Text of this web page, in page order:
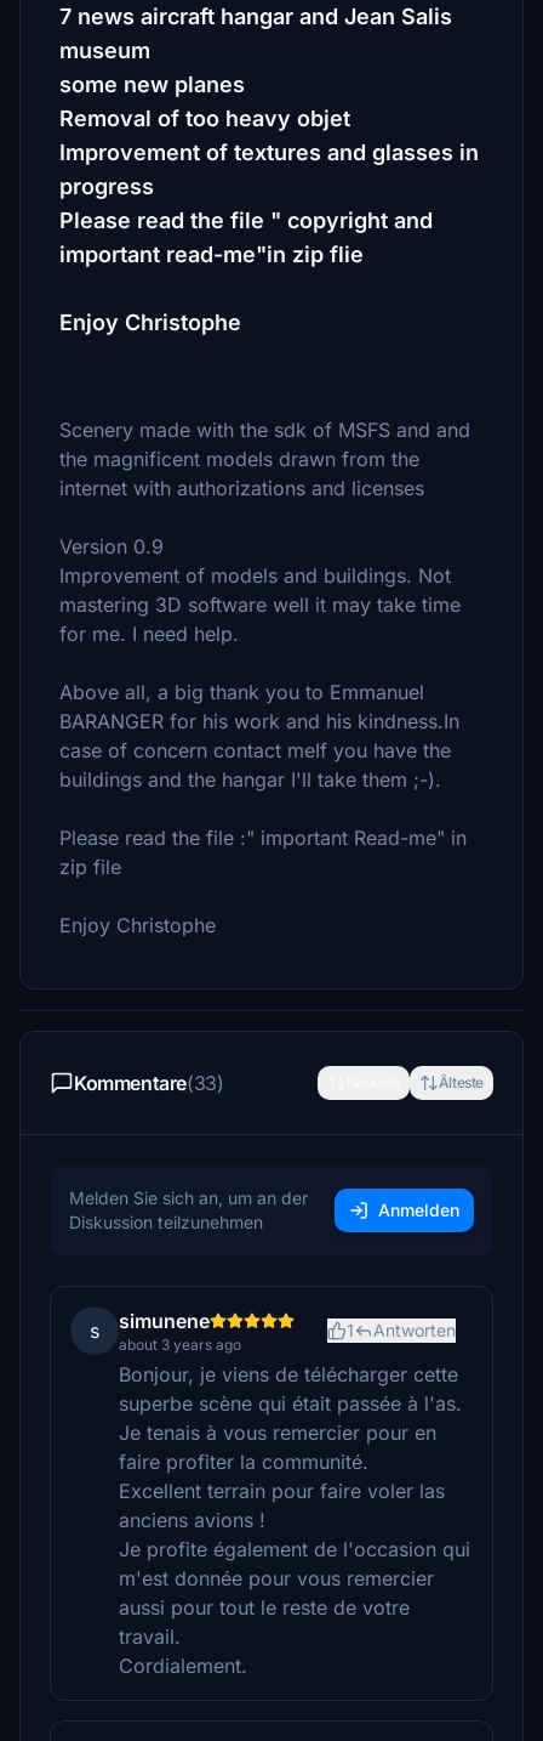
7 news aircraft hangar and Jean Salis
museum
some new planes
Removal of too heavy objet
Improvement of textures and glasses in
progress
Please read the file " copyright and
important read-me"in zip flie
Enjoy Christophe
Scenery made with the sdk of MSFS and and
the magnificent models drawn from the
internet with authorizations and licenses
Version 0.9
Improvement of models and buildings. Not
mastering 3D software well it may take time
for me. I need help.
Above all, a big thank you to Emmanuel
BARANGER for his work and his kindness.In
case of concern contact meIf you have the
buildings and the hangar I'll take them ;-).
Please read the file :" important Read-me" in
zip file
Enjoy Christophe
Kommentare(33) Älteste
Melden Sie sich an, um an der
Diskussion teilzunehmen
Anmelden
s simunene
about 3 years ago
1 Antworten
Bonjour, je viens de télécharger cette
superbe scène qui était passée à l'as.
Je tenais à vous remercier pour en
faire profiter la communité.
Excellent terrain pour faire voler las
anciens avions !
Je profite également de l'occasion qui
m'est donnée pour vous remercier
aussi pour tout le reste de votre
travail.
Cordialement.